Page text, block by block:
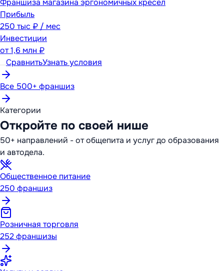
Франшиза магазина эргономичных кресел
Прибыль
250 тыс ₽ / мес
Инвестиции
от1,6 млн ₽
СравнитьУзнать условия
Все 500+ франшиз
Категории
Откройте по своей нише
50+ направлений - от общепита и услуг до образования
и автодела.
Общественное питание
250 франшиз
Розничная торговля
252франшизы